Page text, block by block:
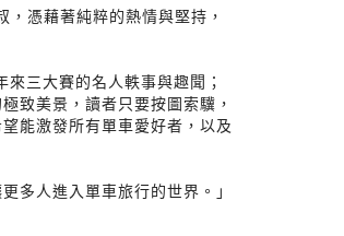
憑藉著純粹的熱情與堅持，
三大賽的名人軼事與趣聞；
致美景，讀者只要按圖索驥，
能激發所有單車愛好者，以及
多人進入單車旅行的世界。」